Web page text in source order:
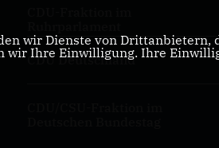
CDU Deutschland
wir Dienste von Drittanbietern,
wir Ihre Einwilligung. Ihre